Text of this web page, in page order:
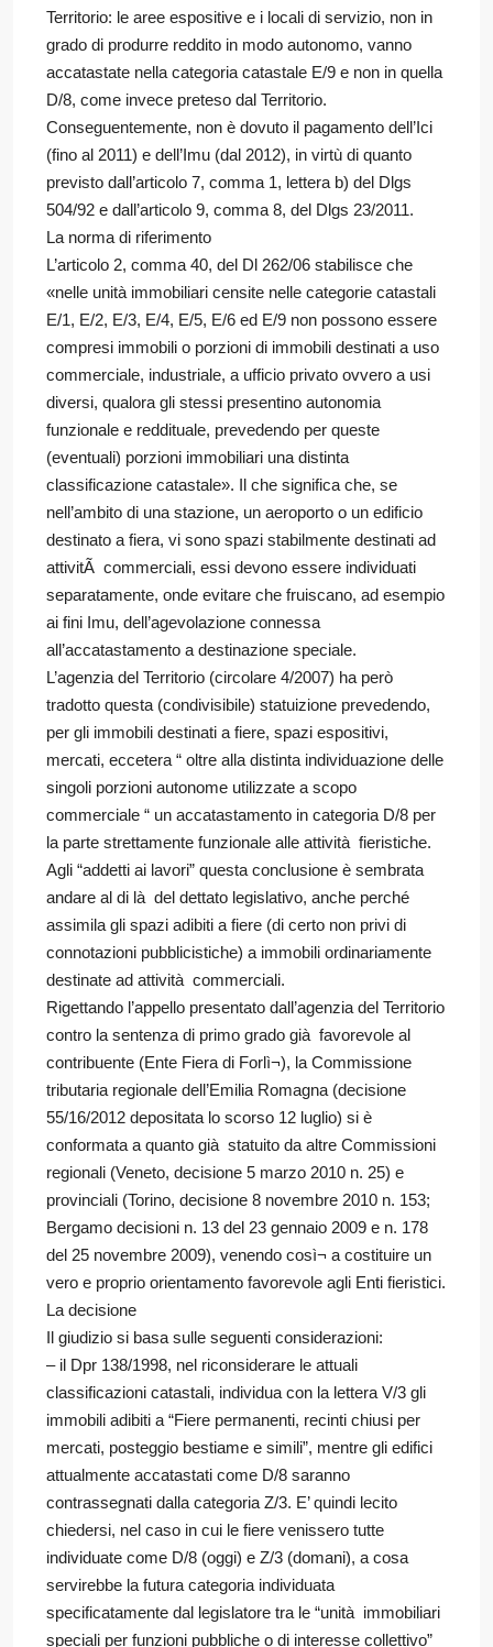
Territorio: le aree espositive e i locali di servizio, non in
grado di produrre reddito in modo autonomo, vanno
accatastate nella categoria catastale E/9 e non in quella
D/8, come invece preteso dal Territorio.
Conseguentemente, non è dovuto il pagamento dell’Ici
(fino al 2011) e dell’Imu (dal 2012), in virtù di quanto
previsto dall’articolo 7, comma 1, lettera b) del Dlgs
504/92 e dall’articolo 9, comma 8, del Dlgs 23/2011.
La norma di riferimento
L’articolo 2, comma 40, del Dl 262/06 stabilisce che
«nelle unità immobiliari censite nelle categorie catastali
E/1, E/2, E/3, E/4, E/5, E/6 ed E/9 non possono essere
compresi immobili o porzioni di immobili destinati a uso
commerciale, industriale, a ufficio privato ovvero a usi
diversi, qualora gli stessi presentino autonomia
funzionale e reddituale, prevedendo per queste
(eventuali) porzioni immobiliari una distinta
classificazione catastale». Il che significa che, se
nell’ambito di una stazione, un aeroporto o un edificio
destinato a fiera, vi sono spazi stabilmente destinati ad
attivitÃ commerciali, essi devono essere individuati
separatamente, onde evitare che fruiscano, ad esempio
ai fini Imu, dell’agevolazione connessa
all’accatastamento a destinazione speciale.
L’agenzia del Territorio (circolare 4/2007) ha però
tradotto questa (condivisibile) statuizione prevedendo,
per gli immobili destinati a fiere, spazi espositivi,
mercati, eccetera “ oltre alla distinta individuazione delle
singoli porzioni autonome utilizzate a scopo
commerciale “ un accatastamento in categoria D/8 per
la parte strettamente funzionale alle attività fieristiche.
Agli “addetti ai lavori” questa conclusione è sembrata
andare al di là del dettato legislativo, anche perché
assimila gli spazi adibiti a fiere (di certo non privi di
connotazioni pubblicistiche) a immobili ordinariamente
destinate ad attività commerciali.
Rigettando l’appello presentato dall’agenzia del Territorio
contro la sentenza di primo grado già favorevole al
contribuente (Ente Fiera di Forlì¬), la Commissione
tributaria regionale dell’Emilia Romagna (decisione
55/16/2012 depositata lo scorso 12 luglio) si è
conformata a quanto già statuito da altre Commissioni
regionali (Veneto, decisione 5 marzo 2010 n. 25) e
provinciali (Torino, decisione 8 novembre 2010 n. 153;
Bergamo decisioni n. 13 del 23 gennaio 2009 e n. 178
del 25 novembre 2009), venendo così¬ a costituire un
vero e proprio orientamento favorevole agli Enti fieristici.
La decisione
Il giudizio si basa sulle seguenti considerazioni:
– il Dpr 138/1998, nel riconsiderare le attuali
classificazioni catastali, individua con la lettera V/3 gli
immobili adibiti a “Fiere permanenti, recinti chiusi per
mercati, posteggio bestiame e simili”, mentre gli edifici
attualmente accatastati come D/8 saranno
contrassegnati dalla categoria Z/3. E’ quindi lecito
chiedersi, nel caso in cui le fiere venissero tutte
individuate come D/8 (oggi) e Z/3 (domani), a cosa
servirebbe la futura categoria individuata
specificatamente dal legislatore tra le “unità immobiliari
speciali per funzioni pubbliche o di interesse collettivo”